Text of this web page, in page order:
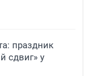
праздник
сдвиг» у